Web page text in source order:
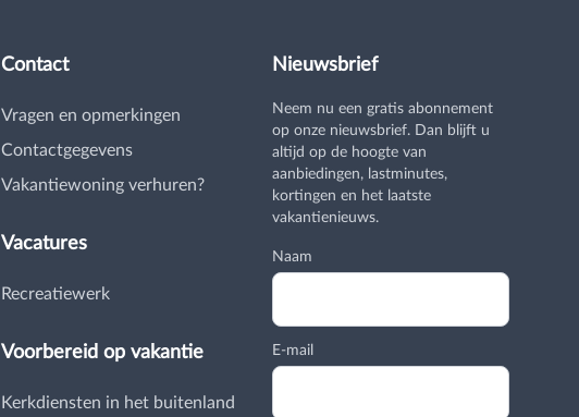
Contact
Vragen en opmerkingen
Contactgegevens
Vakantiewoning verhuren?
Vacatures
Recreatiewerk
Voorbereid op vakantie
Kerkdiensten in het buitenland
Nieuwsbrief
Neem nu een gratis abonnement
op onze nieuwsbrief. Dan blijft u
altijd op de hoogte van
aanbiedingen, lastminutes,
kortingen en het laatste
vakantienieuws.
Naam
E-mail